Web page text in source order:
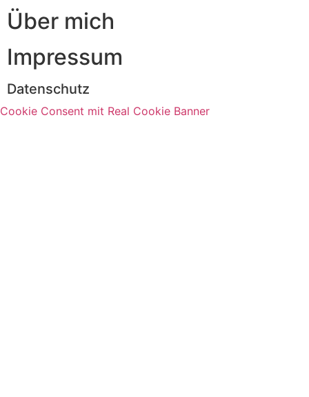
Über mich
Impressum
Datenschutz
Cookie Consent mit Real Cookie Banner